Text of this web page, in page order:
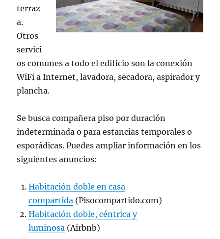
terraz
a.
Otros
servici
os comunes a todo el edificio son la conexión
WiFi a Internet, lavadora, secadora, aspirador y
plancha.
Se busca compañera piso por duración
indeterminada o para estancias temporales o
esporádicas. Puedes ampliar información en los
siguientes anuncios:
Habitación doble en casa
compartida (Pisocompartido.com)
Habitación doble, céntrica y
luminosa (Airbnb)